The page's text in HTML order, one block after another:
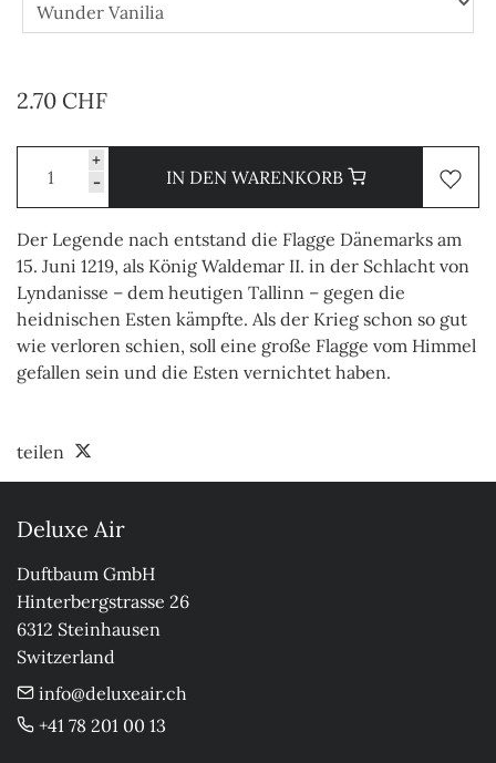
2.70 CHF
+
-
IN DEN WARENKORB
Der Legende nach entstand die Flagge Dänemarks am
15. Juni 1219, als König Waldemar II. in der Schlacht von
Lyndanisse – dem heutigen Tallinn – gegen die
heidnischen Esten kämpfte. Als der Krieg schon so gut
wie verloren schien, soll eine große Flagge vom Himmel
gefallen sein und die Esten vernichtet haben.
teilen
Deluxe Air
Duftbaum GmbH
Hinterbergstrasse 26
6312 Steinhausen
Switzerland
info@deluxeair.ch
+41 78 201 00 13